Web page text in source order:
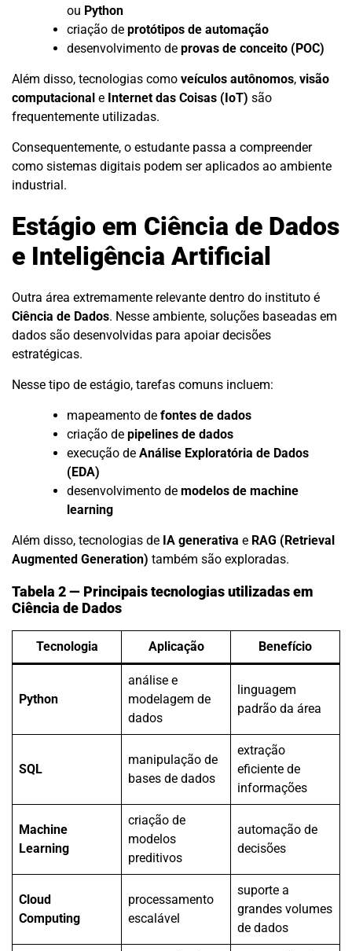
ou Python
criação de protótipos de automação
desenvolvimento de provas de conceito (POC)
Além disso, tecnologias como veículos autônomos, visão
computacional e Internet das Coisas (IoT) são
frequentemente utilizadas.
Consequentemente, o estudante passa a compreender
como sistemas digitais podem ser aplicados ao ambiente
industrial.
Estágio em Ciência de Dados
e Inteligência Artificial
Outra área extremamente relevante dentro do instituto é
Ciência de Dados. Nesse ambiente, soluções baseadas em
dados são desenvolvidas para apoiar decisões
estratégicas.
Nesse tipo de estágio, tarefas comuns incluem:
mapeamento de fontes de dados
criação de pipelines de dados
execução de Análise Exploratória de Dados
(EDA)
desenvolvimento de modelos de machine
learning
Além disso, tecnologias de IA generativa e RAG (Retrieval
Augmented Generation) também são exploradas.
Tabela 2 — Principais tecnologias utilizadas em
Ciência de Dados
Tecnologia Aplicação Benefício
Python
análise e
modelagem de
dados
linguagem
padrão da área
SQL
manipulação de
bases de dados
extração
eficiente de
informações
Machine
Learning
criação de
modelos
preditivos
automação de
decisões
Cloud
Computing
processamento
escalável
suporte a
grandes volumes
de dados